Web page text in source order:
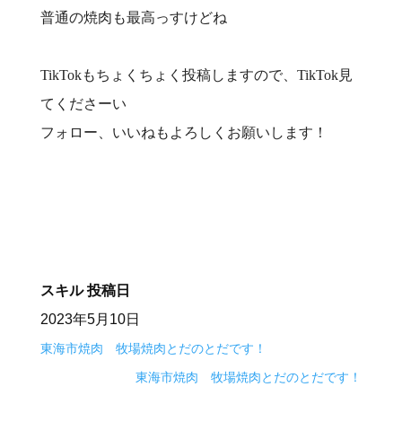
普通の焼肉も最高っすけどね
TikTokもちょくちょく投稿しますので、TikTok見
てくださーい
フォロー、いいねもよろしくお願いします！
スキル 投稿日
2023年5月10日
東海市焼肉 牧場焼肉とだのとだです！
東海市焼肉 牧場焼肉とだのとだです！